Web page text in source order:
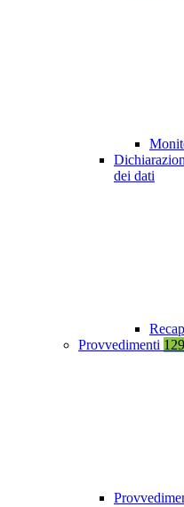
dei dati
Provvedimenti